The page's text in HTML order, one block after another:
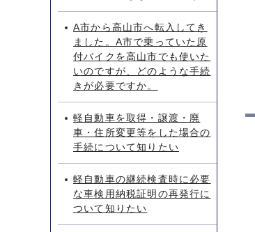
A市から高山市へ転入してき
ました。A市で乗っていた原
付バイクを高山市でも使いた
いのですが、どのような手続
きが必要ですか。
軽自動車を取得・譲渡・廃
車・住所変更等をした場合の
手続について知りたい
軽自動車の継続検査時に必要
な車検用納税証明の再発行に
ついて知りたい